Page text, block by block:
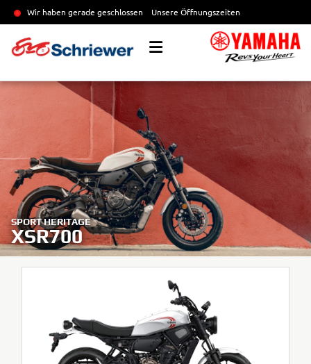
Wir haben gerade geschlossen Unsere Öffnungszeiten
SPORT HERITAGE
XSR700